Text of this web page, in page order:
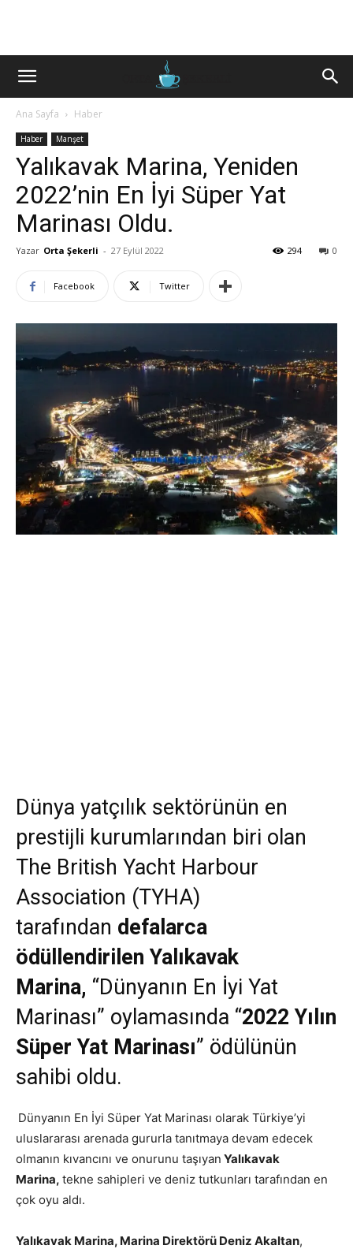
Ana Sayfa Haber
Haber Manşet
Yalıkavak Marina, Yeniden
2022’nin En İyi Süper Yat
Marinası Oldu.
Yazar Orta Şekerli - 27 Eylül 2022 0
294
Facebook Twitter
Dünya yatçılık sektörünün en
prestijli kurumlarından biri olan
The British Yacht Harbour
Association (TYHA)
tarafından defalarca
ödüllendirilen Yalıkavak
Marina, “Dünyanın En İyi Yat
Marinası” oylamasında “2022 Yılın
Süper Yat Marinası” ödülünün
sahibi oldu.
Dünyanın En İyi Süper Yat Marinası olarak Türkiye’yi
uluslararası arenada gururla tanıtmaya devam edecek
olmanın kıvancını ve onurunu taşıyan Yalıkavak
Marina, tekne sahipleri ve deniz tutkunları tarafından en
çok oyu aldı.
Yalıkavak Marina, Marina Direktörü Deniz Akaltan,